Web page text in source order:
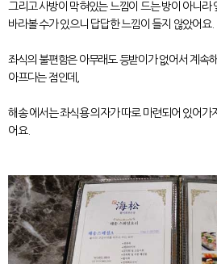
그리고 사방이 막혀있는 느낌이 드는 방이 아니라
바라볼 수가 있으니 답답한 느낌이 들지 않았어요.
좌식의 불편함은 아무래도 등받이가 없어서 계속
아프다는 점인데,
해송 에서는 좌식용 의자가 따로 마련되어 있어가
어요.